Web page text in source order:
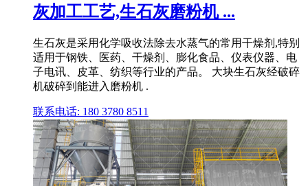
灰加工工艺,生石灰磨粉机 ...
生石灰是采用化学吸收法除去水蒸气的常用干燥剂,特别
适用于钢铁、医药、干燥剂、膨化食品、仪表仪器、电
子电讯、皮革、纺织等行业的产品。 大块生石灰经破碎
机破碎到能进入磨粉机 .
联系电话: 180 3780 8511